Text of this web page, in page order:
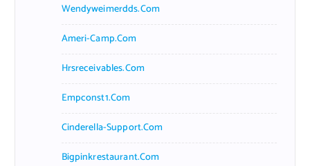
Wendyweimerdds.com
Ameri-Camp.com
Hrsreceivables.com
Empconst1.com
Cinderella-Support.com
Bigpinkrestaurant.com